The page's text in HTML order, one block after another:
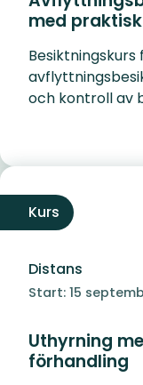
med
och kontroll av
Kurs
Distans
Start: 15
Uthyrning
förhandling